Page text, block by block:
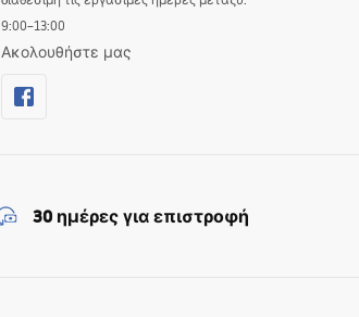
9:00–13:00
Ακολουθήστε μας
30 ημέρες για επιστροφή